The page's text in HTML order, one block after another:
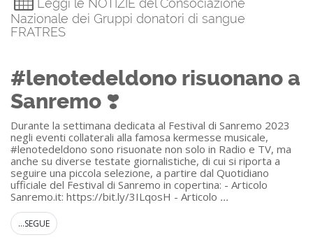
Leggi le NOTIZIE del Consociazione
Nazionale dei Gruppi donatori di sangue
FRATRES
#lenotedeldono risuonano a
Sanremo ❣️
Durante la settimana dedicata al Festival di Sanremo 2023
negli eventi collaterali alla famosa kermesse musicale,
#lenotedeldono sono risuonate non solo in Radio e TV, ma
anche su diverse testate giornalistiche, di cui si riporta a
seguire una piccola selezione, a partire dal Quotidiano
ufficiale del Festival di Sanremo in copertina: - Articolo
Sanremo.it: https://bit.ly/3ILqosH - Articolo ...
...SEGUE